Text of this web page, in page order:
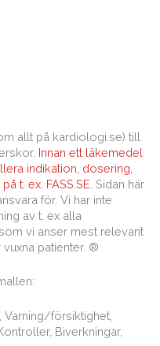
allt på kardiologi.se) till
Innan ett läkemedel
indikation, dosering,
t. ex. FASS.SE Sidan här
för. Vi har inte
av t. ex alla
vi anser mest relevant
patienter. ®
Varning/försiktighet,
Biverkningar,